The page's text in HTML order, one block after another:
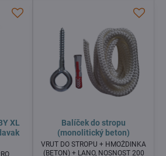
XL
Balíček do stropu
(monolitický beton)
VRUT DO STROPU + HMOŽDINKA
(BETON) + LANO, NOSNOST 200